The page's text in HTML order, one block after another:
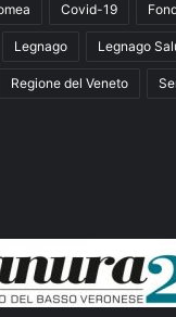
Covid-19
Legnago Legnago
Regione del Veneto